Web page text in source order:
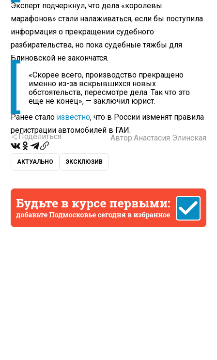
Эксперт подчеркнул, что дела «королевы
марафонов» стали налаживаться, если бы поступила
информация о прекращении судебного
разбирательства, но пока судебные тяжбы для
Блиновской не закончатся.
«Скорее всего, производство прекращено
именно из-за вскрывшихся новых
обстоятельств, пересмотре дела. Так что это
еще не конец», — заключил юрист.
Ранее стало известно, что в России изменят правила
регистрации автомобилей в ГАИ.
Поделиться Автор:Анастасия Элинская
АКТУАЛЬНО ЭКСКЛЮЗИВ